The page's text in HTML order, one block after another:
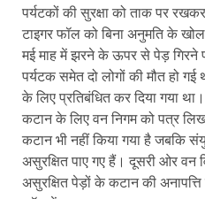
पर्यटकों की सुरक्षा को ताक पर
टाइगर फॉल को बिना अनुमति के
मई माह में झरने के ऊपर से पेड़ गिरने
पर्यटक समेत दो लोगों की मौत हो
के लिए प्रतिबंधित कर दिया गया
कटान के लिए वन निगम को पत्र
कटान भी नहीं किया गया है जबकि
असुरक्षित पाए गए हैं। दूसरी ओर वन
असुरक्षित पेड़ों के कटान की